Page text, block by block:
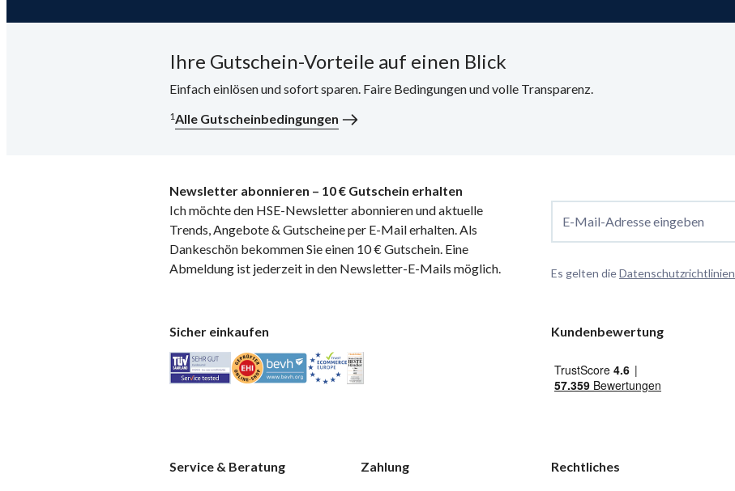
Ihre Gutschein-Vorteile auf einen Blick
Einfach einlösen und sofort sparen. Faire Bedingungen und volle Transparenz.
1Alle Gutscheinbedingungen
Newsletter abonnieren – 10 € Gutschein erhalten
Ich möchte den HSE-Newsletter abonnieren und aktuelle
Trends, Angebote & Gutscheine per E-Mail erhalten. Als
Dankeschön bekommen Sie einen 10 € Gutschein. Eine
Abmeldung ist jederzeit in den Newsletter-E-Mails möglich.
E-Mail-Adresse eingeben
Es gelten dieDatenschutzrichtlinien
Sicher einkaufen Kundenbewertung
Service & Beratung Zahlung Rechtliches